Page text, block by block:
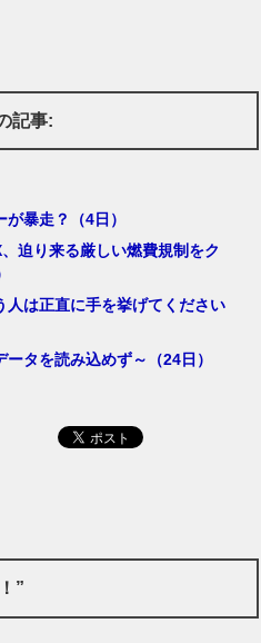
記事:
暴走？（4日）
迫り来る厳しい燃費規制をク
人は正直に手を挙げてください
タを読み込めず～（24日）
”